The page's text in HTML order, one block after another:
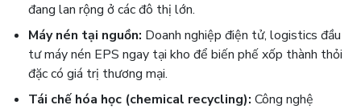
đang lan rộng ở các đô thị lớn.
Máy nén tại nguồn: Doanh nghiệp điện tử, logistics đầu
tư máy nén EPS ngay tại kho để biến phế xốp thành thỏi
đặc có giá trị thương mại.
Tái chế hóa học (chemical recycling): Công nghệ